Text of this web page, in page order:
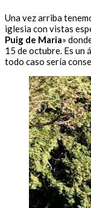
Una vez arriba
iglesia con vistas
Puig de Maria»
15 de octubre. Es un
todo caso sería